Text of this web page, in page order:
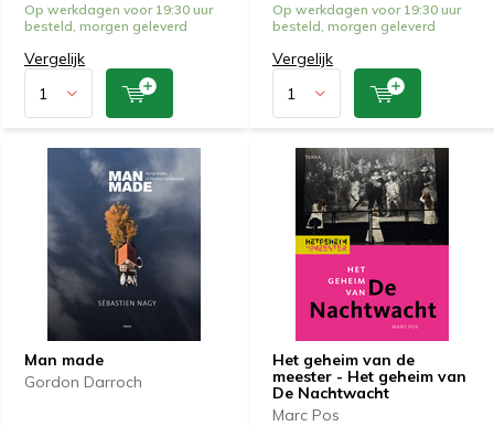
Op werkdagen voor 19:30 uur
besteld, morgen geleverd
Vergelijk
Op werkdagen voor 19:30 uur
besteld, morgen geleverd
Vergelijk
Man made
Gordon Darroch
Het geheim van de
meester - Het geheim van
De Nachtwacht
Marc Pos